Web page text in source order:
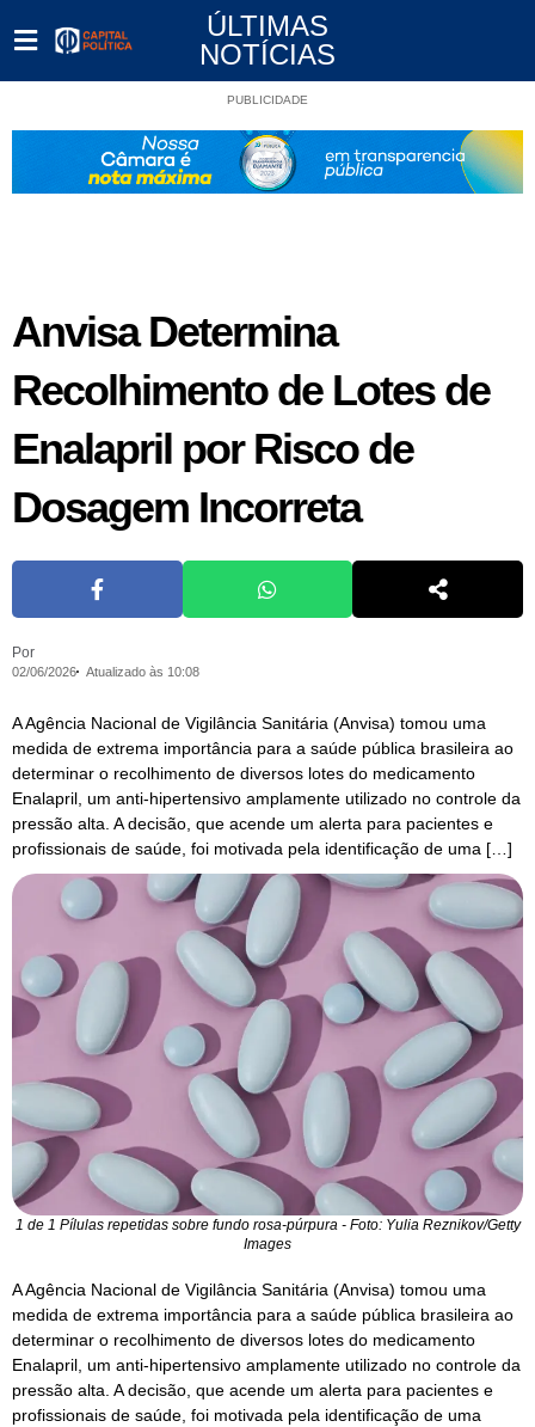
ÚLTIMAS
NOTÍCIAS
PUBLICIDADE
Anvisa Determina
Recolhimento de Lotes de
Enalapril por Risco de
Dosagem Incorreta
Por
02/06/2026 Atualizado às 10:08
A Agência Nacional de Vigilância Sanitária (Anvisa) tomou uma
medida de extrema importância para a saúde pública brasileira ao
determinar o recolhimento de diversos lotes do medicamento
Enalapril, um anti-hipertensivo amplamente utilizado no controle da
pressão alta. A decisão, que acende um alerta para pacientes e
profissionais de saúde, foi motivada pela identificação de uma […]
1 de 1 Pílulas repetidas sobre fundo rosa-púrpura - Foto: Yulia Reznikov/Getty
Images
A Agência Nacional de Vigilância Sanitária (Anvisa) tomou uma
medida de extrema importância para a saúde pública brasileira ao
determinar o recolhimento de diversos lotes do medicamento
Enalapril, um anti-hipertensivo amplamente utilizado no controle da
pressão alta. A decisão, que acende um alerta para pacientes e
profissionais de saúde, foi motivada pela identificação de uma